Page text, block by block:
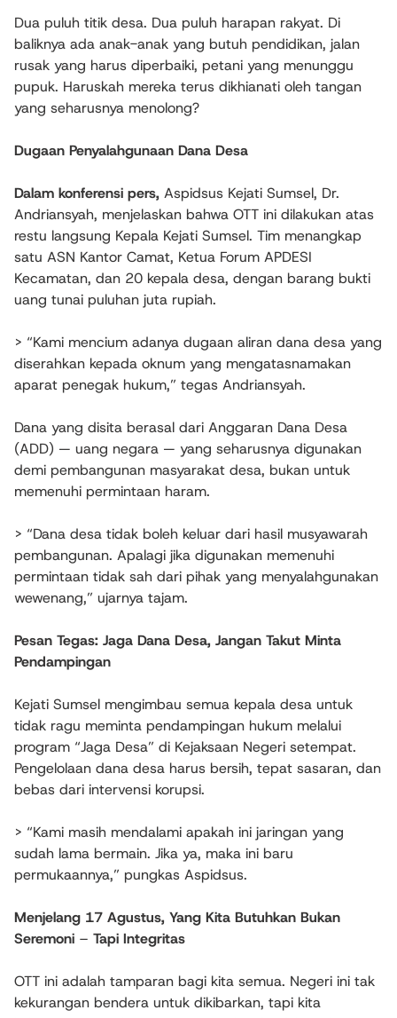
Dua puluh titik desa. Dua puluh harapan rakyat. Di
baliknya ada anak-anak yang butuh pendidikan, jalan
rusak yang harus diperbaiki, petani yang menunggu
pupuk. Haruskah mereka terus dikhianati oleh tangan
yang seharusnya menolong?
Dugaan Penyalahgunaan Dana Desa
Dalam konferensi pers, Aspidsus Kejati Sumsel, Dr.
Andriansyah, menjelaskan bahwa OTT ini dilakukan atas
restu langsung Kepala Kejati Sumsel. Tim menangkap
satu ASN Kantor Camat, Ketua Forum APDESI
Kecamatan, dan 20 kepala desa, dengan barang bukti
uang tunai puluhan juta rupiah.
> “Kami mencium adanya dugaan aliran dana desa yang
diserahkan kepada oknum yang mengatasnamakan
aparat penegak hukum,” tegas Andriansyah.
Dana yang disita berasal dari Anggaran Dana Desa
(ADD) — uang negara — yang seharusnya digunakan
demi pembangunan masyarakat desa, bukan untuk
memenuhi permintaan haram.
> “Dana desa tidak boleh keluar dari hasil musyawarah
pembangunan. Apalagi jika digunakan memenuhi
permintaan tidak sah dari pihak yang menyalahgunakan
wewenang,” ujarnya tajam.
Pesan Tegas: Jaga Dana Desa, Jangan Takut Minta
Pendampingan
Kejati Sumsel mengimbau semua kepala desa untuk
tidak ragu meminta pendampingan hukum melalui
program “Jaga Desa” di Kejaksaan Negeri setempat.
Pengelolaan dana desa harus bersih, tepat sasaran, dan
bebas dari intervensi korupsi.
> “Kami masih mendalami apakah ini jaringan yang
sudah lama bermain. Jika ya, maka ini baru
permukaannya,” pungkas Aspidsus.
Menjelang 17 Agustus, Yang Kita Butuhkan Bukan
Seremoni – Tapi Integritas
OTT ini adalah tamparan bagi kita semua. Negeri ini tak
kekurangan bendera untuk dikibarkan, tapi kita